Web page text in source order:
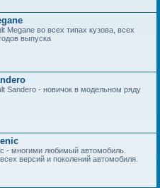
Megane во всех типах кузова, всех
выпуска
Sandero - новичок в модельном ряду
- многими любимый автомобиль.
версий и поколений автомобиля.